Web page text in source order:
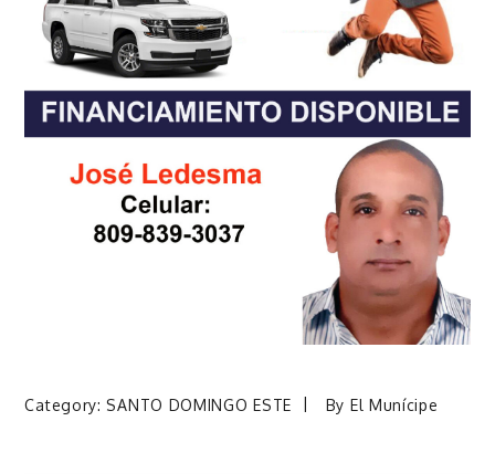
Category: SANTO DOMINGO ESTE By El Munícipe